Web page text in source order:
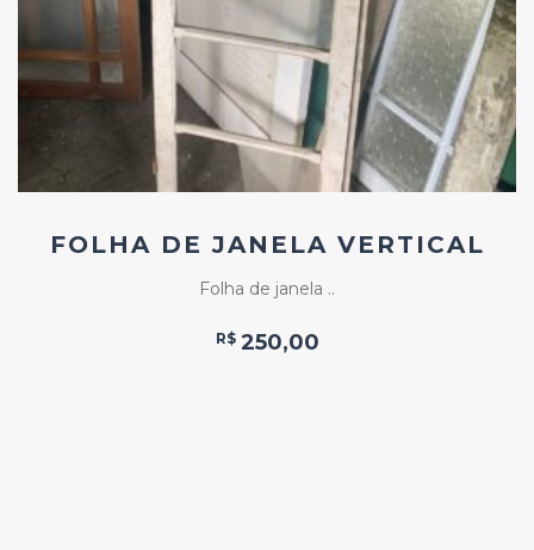
FOLHA DE JANELA VERTICAL
Folha de janela ..
R$ 250,00